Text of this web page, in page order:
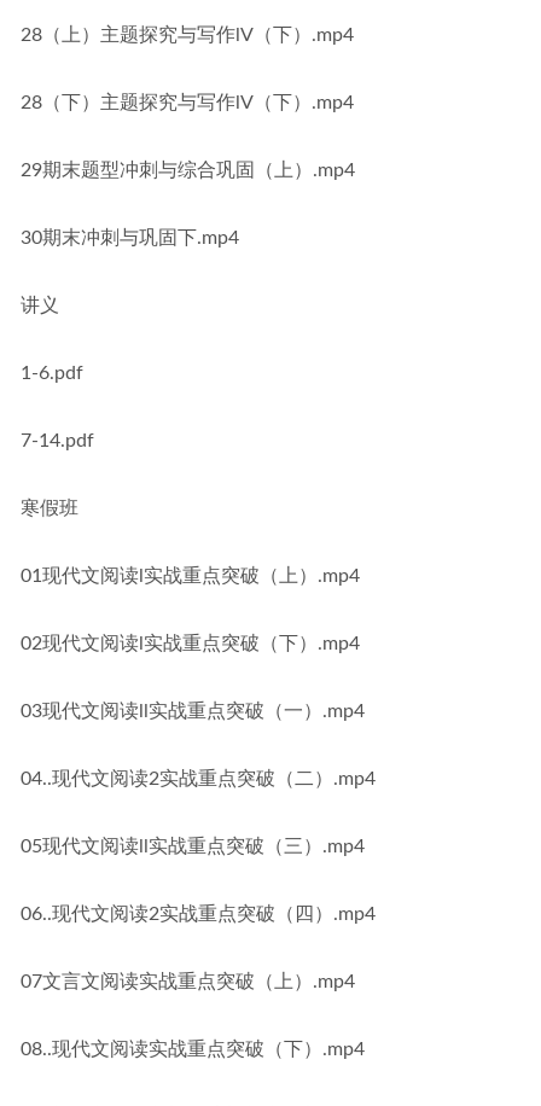
28（上）主题探究与写作lV（下）.mp4
28（下）主题探究与写作lV（下）.mp4
29期末题型冲刺与综合巩固（上）.mp4
30期末冲刺与巩固下.mp4
讲义
1-6.pdf
7-14.pdf
寒假班
01现代文阅读l实战重点突破（上）.mp4
02现代文阅读l实战重点突破（下）.mp4
03现代文阅读ll实战重点突破（一）.mp4
04..现代文阅读2实战重点突破（二）.mp4
05现代文阅读ll实战重点突破（三）.mp4
06..现代文阅读2实战重点突破（四）.mp4
07文言文阅读实战重点突破（上）.mp4
08..现代文阅读实战重点突破（下）.mp4